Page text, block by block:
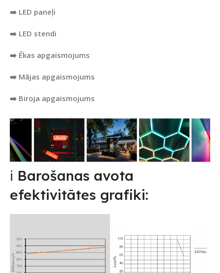
➡️ LED paneļi
➡️ LED stendi
➡️ Ēkas apgaismojums
➡️ Mājas apgaismojums
➡️ Biroja apgaismojums
ℹ️ Barošanas avota
efektivitātes grafiki: